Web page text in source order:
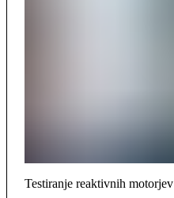
Testiranje reaktivnih motorjev